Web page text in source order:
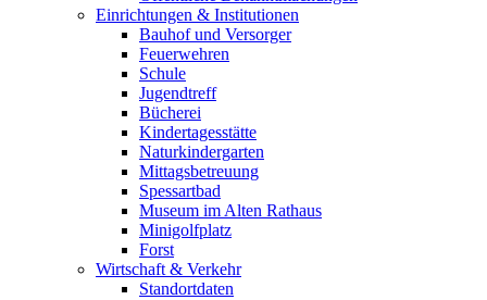
Einrichtungen & Institutionen
Bauhof und Versorger
Feuerwehren
Schule
Jugendtreff
Bücherei
Kindertagesstätte
Naturkindergarten
Mittagsbetreuung
Spessartbad
Museum im Alten Rathaus
Minigolfplatz
Forst
Wirtschaft & Verkehr
Standortdaten